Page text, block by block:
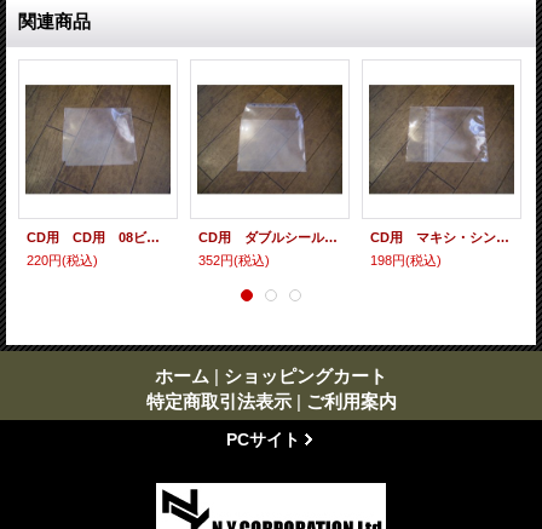
関連商品
CD用 CD用 08ビニール（各種サイズ） 10枚セット
220円(税込)
CD用 ダブルシールド（タテ入れ/ フタのり / サイドカット） 10枚セット
352円(税込)
CD用 マキシ・シングル・シールド（ヨコ入れ/裏のり） 10枚セット
198円(税込)
ホーム | ショッピングカート
特定商取引法表示 | ご利用案内
PCサイト